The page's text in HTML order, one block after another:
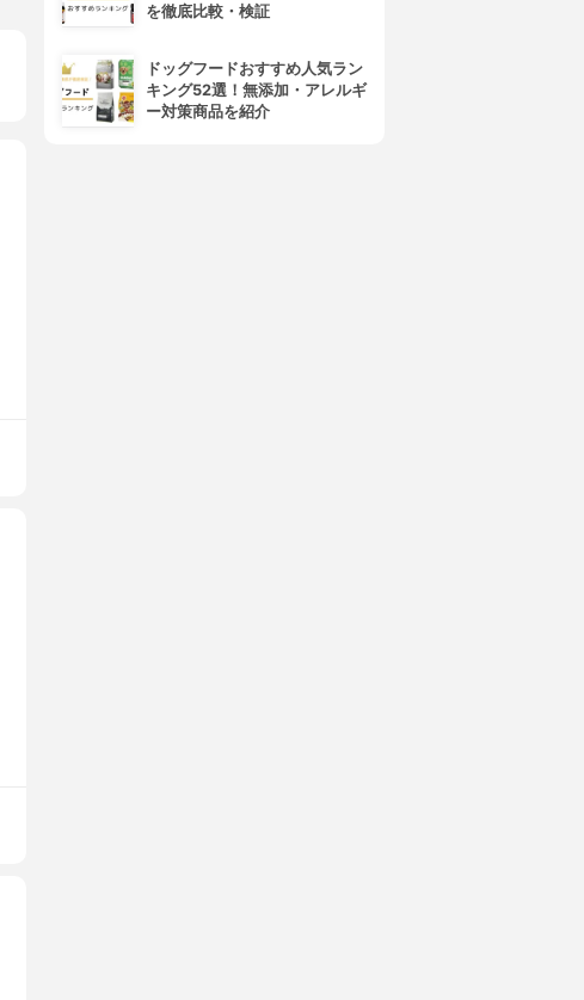
を徹底比較・検証
ドッグフードおすすめ人気ラン
キング52選！無添加・アレルギ
ー対策商品を紹介